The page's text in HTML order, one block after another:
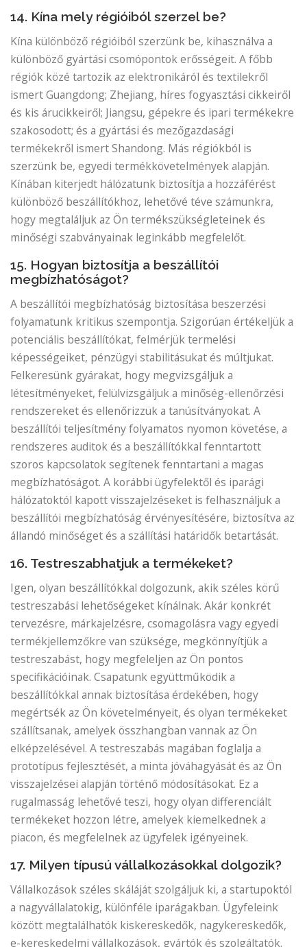
14. Kína mely régióiból szerzel be?
Kína különböző régióiból szerzünk be, kihasználva a
különböző gyártási csomópontok erősségeit. A főbb
régiók közé tartozik az elektronikáról és textilekről
ismert Guangdong; Zhejiang, híres fogyasztási cikkeiről
és kis árucikkeiről; Jiangsu, gépekre és ipari termékekre
szakosodott; és a gyártási és mezőgazdasági
termékekről ismert Shandong. Más régiókból is
szerzünk be, egyedi termékkövetelmények alapján.
Kínában kiterjedt hálózatunk biztosítja a hozzáférést
különböző beszállítókhoz, lehetővé téve számunkra,
hogy megtaláljuk az Ön termékszükségleteinek és
minőségi szabványainak leginkább megfelelőt.
15. Hogyan biztosítja a beszállítói
megbízhatóságot?
A beszállítói megbízhatóság biztosítása beszerzési
folyamatunk kritikus szempontja. Szigorúan értékeljük a
potenciális beszállítókat, felmérjük termelési
képességeiket, pénzügyi stabilitásukat és múltjukat.
Felkeresünk gyárakat, hogy megvizsgáljuk a
létesítményeket, felülvizsgáljuk a minőség-ellenőrzési
rendszereket és ellenőrizzük a tanúsítványokat. A
beszállítói teljesítmény folyamatos nyomon követése, a
rendszeres auditok és a beszállítókkal fenntartott
szoros kapcsolatok segítenek fenntartani a magas
megbízhatóságot. A korábbi ügyfelektől és iparági
hálózatoktól kapott visszajelzéseket is felhasználjuk a
beszállítói megbízhatóság érvényesítésére, biztosítva az
állandó minőséget és a szállítási határidők betartását.
16. Testreszabhatjuk a termékeket?
Igen, olyan beszállítókkal dolgozunk, akik széles körű
testreszabási lehetőségeket kínálnak. Akár konkrét
tervezésre, márkajelzésre, csomagolásra vagy egyedi
termékjellemzőkre van szüksége, megkönnyítjük a
testreszabást, hogy megfeleljen az Ön pontos
specifikációinak. Csapatunk együttműködik a
beszállítókkal annak biztosítása érdekében, hogy
megértsék az Ön követelményeit, és olyan termékeket
szállítsanak, amelyek összhangban vannak az Ön
elképzelésével. A testreszabás magában foglalja a
prototípus fejlesztését, a minta jóváhagyását és az Ön
visszajelzései alapján történő módosításokat. Ez a
rugalmasság lehetővé teszi, hogy olyan differenciált
termékeket hozzon létre, amelyek kiemelkednek a
piacon, és megfelelnek az ügyfelek igényeinek.
17. Milyen típusú vállalkozásokkal dolgozik?
Vállalkozások széles skáláját szolgáljuk ki, a startupoktól
a nagyvállalatokig, különféle iparágakban. Ügyfeleink
között megtalálhatók kiskereskedők, nagykereskedők,
e-kereskedelmi vállalkozások, gyártók és szolgáltatók.